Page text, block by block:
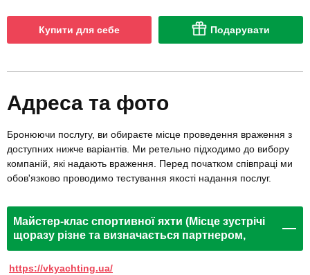
Купити для себе Подарувати
Адреса та фото
Бронюючи послугу, ви обираєте місце проведення враження з
доступних нижче варіантів. Ми ретельно підходимо до вибору
компаній, які надають враження. Перед початком співпраці ми
обов'язково проводимо тестування якості надання послуг.
Майстер-клас спортивної яхти (Місце зустрічі
щоразу різне та визначається партнером,
яхта Platu 25)
https://vkyachting.ua/